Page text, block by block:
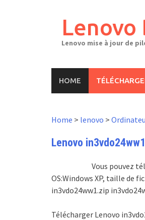
Lenovo
Lenovo mise à jour de
HOME
Home > lenovo >
Lenovo
Vous pouvez
OS:Windows XP, taille de
in3vdo24ww1.zip
Télécharger Lenovo